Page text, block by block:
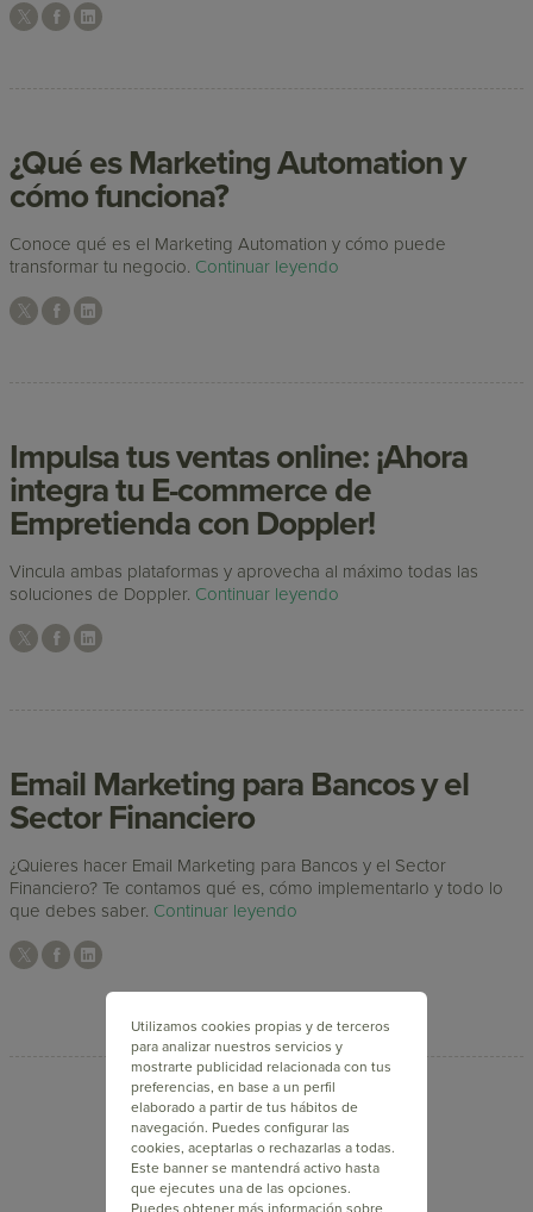
¿Qué es Marketing Automation y
cómo funciona?
Conoce qué es el Marketing Automation y cómo puede
transformar tu negocio. Continuar leyendo
Impulsa tus ventas online: ¡Ahora
integra tu E-commerce de
Empretienda con Doppler!
Vincula ambas plataformas y aprovecha al máximo todas las
soluciones de Doppler. Continuar leyendo
Email Marketing para Bancos y el
Sector Financiero
¿Quieres hacer Email Marketing para Bancos y el Sector
Financiero? Te contamos qué es, cómo implementarlo y todo lo
que debes saber. Continuar leyendo
< ... 2 3 4 ...
Utilizamos cookies propias y de terceros
para analizar nuestros servicios y
mostrarte publicidad relacionada con tus
preferencias, en base a un perfil
elaborado a partir de tus hábitos de
navegación. Puedes configurar las
cookies, aceptarlas o rechazarlas a todas.
Este banner se mantendrá activo hasta
que ejecutes una de las opciones.
Puedes obtener más información sobre